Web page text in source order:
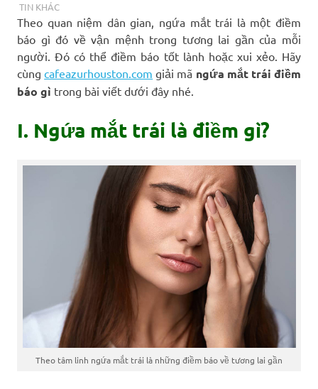
THÁNG 2 15, 2023
RIVERFLOW
TIN KHÁC
Theo quan niệm dân gian, ngứa mắt trái là một điềm
báo gì đó về vận mệnh trong tương lai gần của mỗi
người. Đó có thể điềm báo tốt lành hoặc xui xẻo. Hãy
cùngcafeazurhouston.com giải mã ngứa mắt trái điềm
báo gì trong bài viết dưới đây nhé.
I. Ngứa mắt trái là điềm gì?
Theo tâm linh ngứa mắt trái là những điềm báo về tương lai gần